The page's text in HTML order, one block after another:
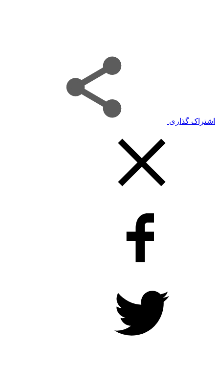
اشتراک گذاری